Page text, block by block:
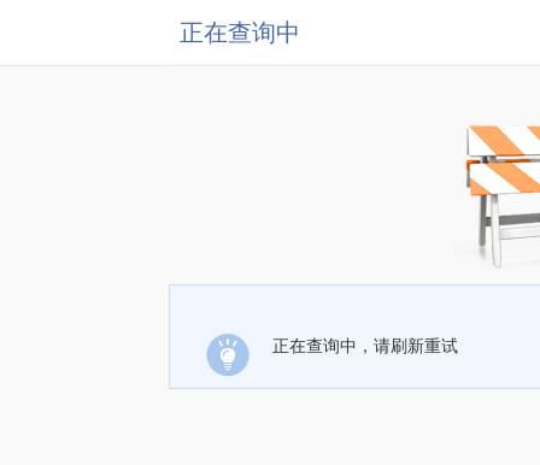
正在查询中
正在查询中，请刷新重试